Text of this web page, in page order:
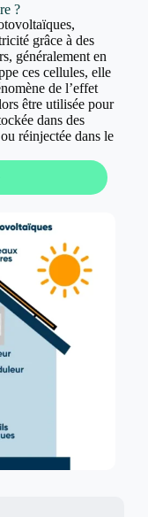
?
grâce à des
généralement en
ces cellules, elle
de l’effet
être utilisée pour
dans des
réinjectée dans le